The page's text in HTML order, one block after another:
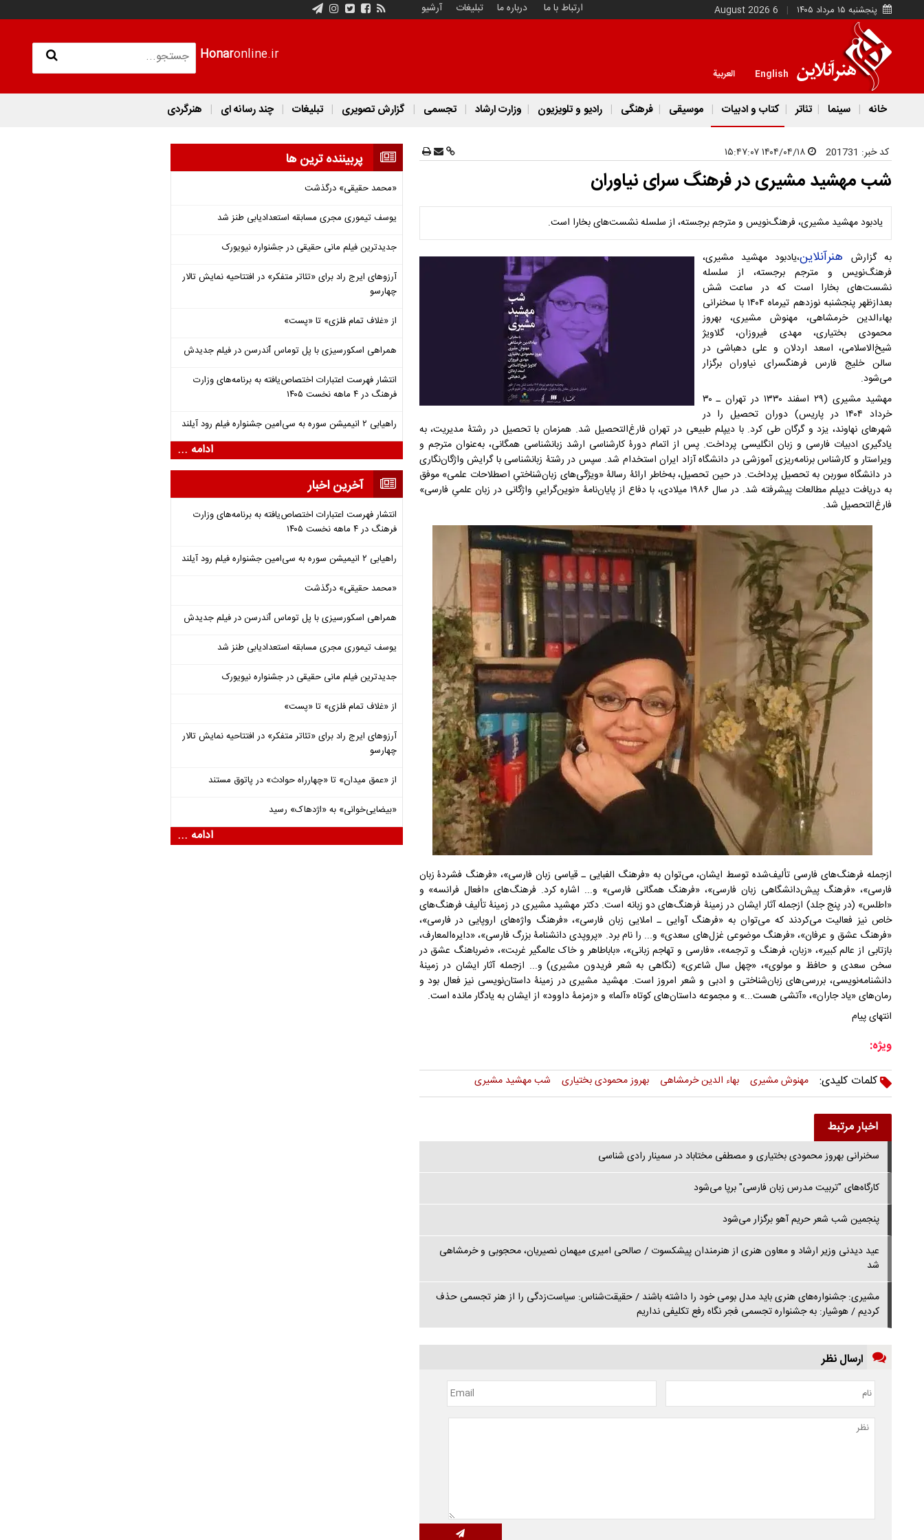
پنجشنبه ۱۵ مرداد ۱۴۰۵ 6 August 2026 ارتباط با ما درباره ما تبلیغات آرشیو
Honaronline.ir
English العربية
خانه سینما تئاتر کتاب و ادبیات موسیقی فرهنگی رادیو و تلویزیون وزارت ارشاد تجسمی گزارش تصویری تبلیغات چند رسانه ای هنرگردی
کد خبر: 201731
شب مهشید مشیری در فرهنگ سرای نیاوران
یادبود مهشید مشیری، فرهنگ‌نویس و مترجم برجسته، از سلسله نشست‌های بخارا است.
به گزارش هنرآنلاین،یادبود مهشید مشیری،
فرهنگ‌نویس و مترجم برجسته، از سلسله
نشست‌های بخارا است که در ساعت شش
بعدازظهر پنجشنبه نوزدهم تیرماه ۱۴۰۴ با سخنرانی
بهاءالدین خرمشاهی، مهنوش مشیری، بهروز
محمودی بختیاری، مهدی فیروزان، گلاویژ
شیخ‌الاسلامی، اسعد اردلان و علی دهباشی در
سالن خلیج فارس فرهنگسرای نیاوران برگزار
می‌شود.
مهشید مشیری (۲۹ اسفند ۱۳۳۰ در تهران ـ ۳۰
خرداد ۱۴۰۴ در پاریس) دوران تحصیل را در
شهرهای نهاوند، یزد و گرگان طی کرد. با دیپلم طبیعی در تهران فارغ‌التحصیل شد. همزمان با تحصیل در رشتۀ مدیریت، به
یادگیری ادبیات فارسی و زبان انگلیسی پرداخت. پس از اتمام دورۀ کارشناسی ارشد زبانشناسی همگانی، به‌عنوان مترجم و
ویراستار و کارشناس برنامه‌ریزی آموزشی در دانشگاه آزاد ایران استخدام شد. سپس در رشتۀ زبانشناسی با گرایش واژگان‌نگاری
در دانشگاه سوربن به تحصیل پرداخت. در حین تحصیل، به‌خاطر ارائۀ رسالۀ «ویژگی‌های زبان‌شناختیِ اصطلاحات علمی» موفق
به دریافت دیپلم مطالعات پیشرفته شد. در سال ۱۹۸۶ میلادی، با دفاع از پایان‌نامۀ «نوین‌گراییِ واژگانی در زبان علمیِ فارسی»
فارغ‌التحصیل شد.
ازجمله فرهنگ‌های فارسی تألیف‌شده توسط ایشان، می‌توان به «فرهنگ الفبایی ـ قیاسی زبان فارسی»، «فرهنگ فشردۀ زبان
فارسی»، «فرهنگ پیش‌دانشگاهی زبان فارسی»، «فرهنگ همگانی فارسی» و... اشاره کرد. فرهنگ‌های «افعال فرانسه» و
«اطلس» (در پنج جلد) ازجمله آثار ایشان در زمینۀ فرهنگ‌های دو زبانه است. دکتر مهشید مشیری در زمینۀ تألیف فرهنگ‌های
خاص نیز فعالیت‌ می‌کردند که می‌توان به «فرهنگ آوایی ـ املایی زبان فارسی»، «فرهنگ واژه‌های اروپایی در فارسی»،
«فرهنگ عشق و عرفان»، «فرهنگ موضوعی غزل‌های سعدی» و... را نام برد. «پروپدی دانشنامۀ بزرگ فارسی»، «دایره‌المعارف،‌
بازتابی از عالم کبیر»، «زبان، فرهنگ و ترجمه»، «فارسی و تهاجم زبانی»، «باباطاهر و خاک عالمگیر غربت»، «ضرباهنگ عشق در
سخن سعدی و حافظ و مولوی»، «چهل سال شاعری» (نگاهی به شعر فریدون مشیری) و... ازجمله آثار ایشان در زمینۀ
دانشنامه‌نویسی، بررسی‌های زبان‌شناختی و ادبی و شعر امروز است. مهشید مشیری در زمینۀ داستان‌نویسی نیز فعال بود و
رمان‌های «یاد جاران»، «آتشی هست...»‌ و مجموعه داستان‌های کوتاه «آلما»‌ و «زمزمۀ داوود» از ایشان به یادگار مانده است.
انتهای پیام
ویژه:
کلمات کلیدی:
مهنوش مشیری بهاء الدین خرمشاهی بهروز محمودی بختیاری شب مهشید مشیری
اخبار مرتبط
سخنرانی بهروز محمودی بختیاری و مصطفی مختاباد در سمینار رادی شناسی
کارگاه‌های "تربیت مدرس زبان فارسی" برپا می‌شود
پنجمین شب شعر حریم آهو برگزار می‌شود
عید دیدنی وزیر ارشاد و معاون هنری از هنرمندان پیشکسوت / صالحی امیری میهمان نصیریان، محجوبی و خرمشاهی
شد
مشیری: جشنواره‌های هنری باید مدل بومی خود را داشته باشند / حقیقت‌شناس: سیاست‌زدگی را از هنر تجسمی حذف
کردیم / هوشیار: به جشنواره تجسمی فجر نگاه رفع تکلیفی نداریم
ارسال نظر
پربیننده ترین ها
«محمد حقیقی» درگذشت
یوسف تیموری مجری مسابقه استعدادیابی طنز شد
جدیدترین فیلم مانی حقیقی در جشنواره نیویورک
آرزوهای ایرج راد برای «تئاتر متفکر» در افتتاحیه نمایش تالار
چهارسو
از «غلاف تمام فلزی» تا «پست»
همراهی اسکورسیزی با پل توماس ٱندرسن در فیلم جدیدش
انتشار فهرست اعتبارات اختصاص‌یافته به برنامه‌های وزارت
فرهنگ در ۴ ماهه نخست ۱۴۰۵
راهیابی ۲ انیمیشن سوره به سی‌امین جشنواره فیلم رود آیلند
ادامه ...
آخرین اخبار
انتشار فهرست اعتبارات اختصاص‌یافته به برنامه‌های وزارت
فرهنگ در ۴ ماهه نخست ۱۴۰۵
راهیابی ۲ انیمیشن سوره به سی‌امین جشنواره فیلم رود آیلند
«محمد حقیقی» درگذشت
همراهی اسکورسیزی با پل توماس ٱندرسن در فیلم جدیدش
یوسف تیموری مجری مسابقه استعدادیابی طنز شد
جدیدترین فیلم مانی حقیقی در جشنواره نیویورک
از «غلاف تمام فلزی» تا «پست»
آرزوهای ایرج راد برای «تئاتر متفکر» در افتتاحیه نمایش تالار
چهارسو
از «عمق میدان» تا «چهارراه حوادث» در پاتوق مستند
«بیضایی‌خوانی» به «اژدهاک» رسید
ادامه ...